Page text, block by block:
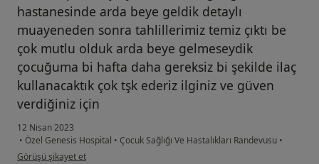
hastanesinde arda beye geldik detaylı
muayeneden sonra tahlillerimiz temiz çıktı be
çok mutlu olduk arda beye gelmeseydik
çocuğuma bi hafta daha gereksiz bi şekilde ilaç
kullanacaktık çok tşk ederiz ilginiz ve güven
verdiğiniz için
12 Nisan 2023
• Özel Genesis Hospital • Çocuk Sağlığı Ve Hastalıkları Randevusu •
kullanıcının görüşüne göre d....s
Görüşü şikayet et